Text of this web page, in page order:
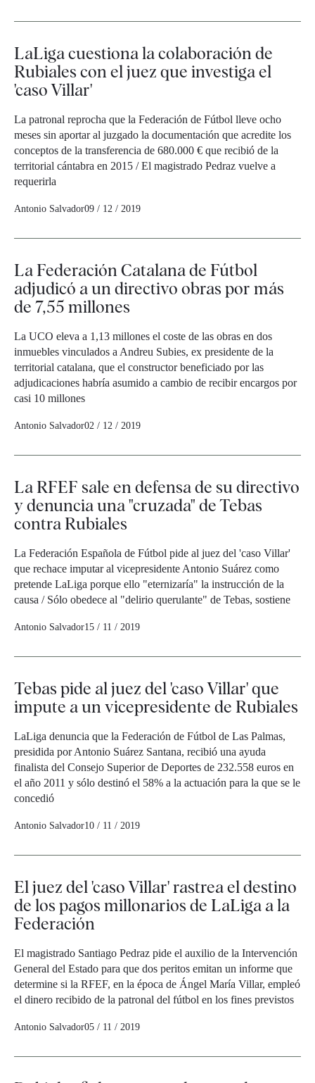
LaLiga cuestiona la colaboración de
Rubiales con el juez que investiga el
'caso Villar'
La patronal reprocha que la Federación de Fútbol lleve ocho
meses sin aportar al juzgado la documentación que acredite los
conceptos de la transferencia de 680.000 € que recibió de la
territorial cántabra en 2015 / El magistrado Pedraz vuelve a
requerirla
Antonio Salvador09 / 12 / 2019
La Federación Catalana de Fútbol
adjudicó a un directivo obras por más
de 7,55 millones
La UCO eleva a 1,13 millones el coste de las obras en dos
inmuebles vinculados a Andreu Subies, ex presidente de la
territorial catalana, que el constructor beneficiado por las
adjudicaciones habría asumido a cambio de recibir encargos por
casi 10 millones
Antonio Salvador02 / 12 / 2019
La RFEF sale en defensa de su directivo
y denuncia una "cruzada" de Tebas
contra Rubiales
La Federación Española de Fútbol pide al juez del 'caso Villar'
que rechace imputar al vicepresidente Antonio Suárez como
pretende LaLiga porque ello "eternizaría" la instrucción de la
causa / Sólo obedece al "delirio querulante" de Tebas, sostiene
Antonio Salvador15 / 11 / 2019
Tebas pide al juez del 'caso Villar' que
impute a un vicepresidente de Rubiales
LaLiga denuncia que la Federación de Fútbol de Las Palmas,
presidida por Antonio Suárez Santana, recibió una ayuda
finalista del Consejo Superior de Deportes de 232.558 euros en
el año 2011 y sólo destinó el 58% a la actuación para la que se le
concedió
Antonio Salvador10 / 11 / 2019
El juez del 'caso Villar' rastrea el destino
de los pagos millonarios de LaLiga a la
Federación
El magistrado Santiago Pedraz pide el auxilio de la Intervención
General del Estado para que dos peritos emitan un informe que
determine si la RFEF, en la época de Ángel María Villar, empleó
el dinero recibido de la patronal del fútbol en los fines previstos
Antonio Salvador05 / 11 / 2019